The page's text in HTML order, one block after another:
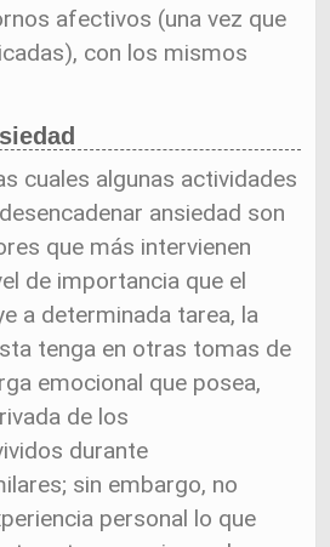
afectivos (una vez que
con los mismos
cuales algunas actividades
ansiedad son
que más intervienen
de importancia que el
a determinada tarea, la
tenga en otras tomas de
emocional que posea,
de los
durante
sin embargo, no
personal lo que